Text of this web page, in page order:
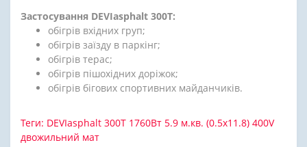
Застосування DEVIasphalt 300T:
обігрів вхідних груп;
обігрів заїзду в паркінг;
обігрів терас;
обігрів пішохідних доріжок;
обігрів бігових спортивних майданчиків.
Теги: DEVIasphalt 300T 1760Вт 5.9 м.кв. (0.5х11.8) 400V
двожильний мат